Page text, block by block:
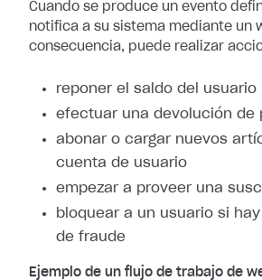
Cuando se produce un evento
notifica a su sistema mediante un
consecuencia, puede realizar
reponer el saldo del usuario
efectuar una devolución de
abonar o cargar nuevos
cuenta de usuario
empezar a proveer una
bloquear a un usuario si
de fraude
Ejemplo de un flujo de trabajo de